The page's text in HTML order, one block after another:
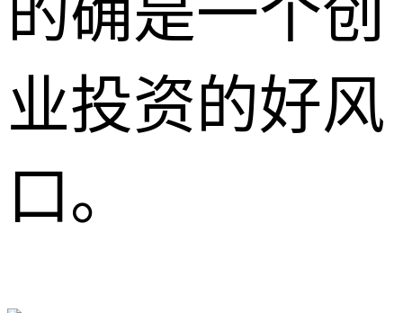
的确是一个创
业投资的好风
口。